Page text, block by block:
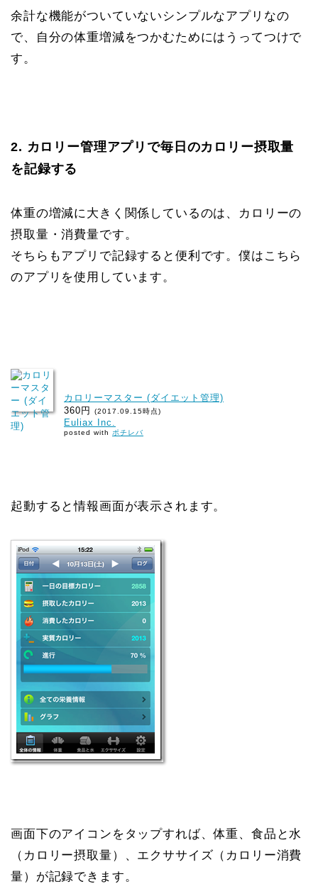
余計な機能がついていないシンプルなアプリなの
で、自分の体重増減をつかむためにはうってつけで
す。
2. カロリー管理アプリで毎日のカロリー摂取量
を記録する
体重の増減に大きく関係しているのは、カロリーの
摂取量・消費量です。
そちらもアプリで記録すると便利です。僕はこちら
のアプリを使用しています。
カロリーマスター (ダイエット管理)
360円
(2017.09.15時点)
Euliax Inc.
posted with ポチレバ
起動すると情報画面が表示されます。
画面下のアイコンをタップすれば、体重、食品と水
（カロリー摂取量）、エクササイズ（カロリー消費
量）が記録できます。